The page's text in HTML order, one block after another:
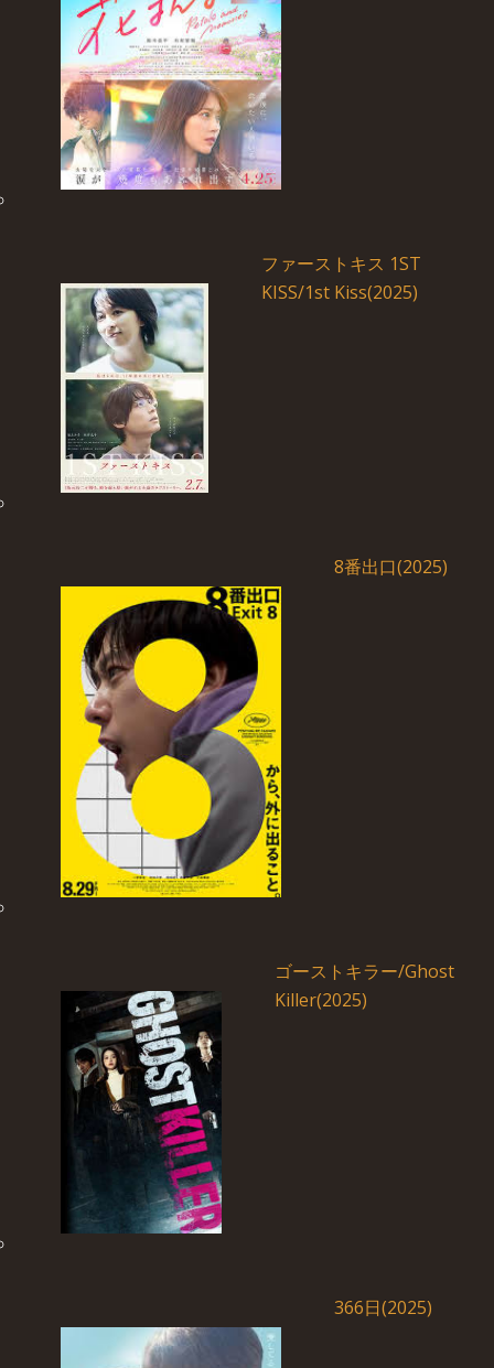
ファーストキス 1ST
KISS/1st Kiss(2025)
8番出口(2025)
ゴーストキラー/Ghost
Killer(2025)
366日(2025)